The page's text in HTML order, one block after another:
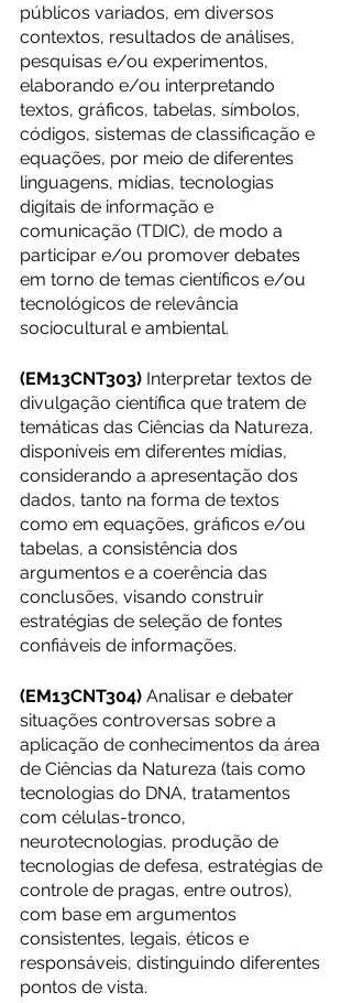
públicos variados, em diversos
contextos, resultados de análises,
pesquisas e/ou experimentos,
elaborando e/ou interpretando
textos, gráficos, tabelas, símbolos,
códigos, sistemas de classificação e
equações, por meio de diferentes
linguagens, mídias, tecnologias
digitais de informação e
comunicação (TDIC), de modo a
participar e/ou promover debates
em torno de temas científicos e/ou
tecnológicos de relevância
sociocultural e ambiental.
(EM13CNT303) Interpretar textos de
divulgação científica que tratem de
temáticas das Ciências da Natureza,
disponíveis em diferentes mídias,
considerando a apresentação dos
dados, tanto na forma de textos
como em equações, gráficos e/ou
tabelas, a consistência dos
argumentos e a coerência das
conclusões, visando construir
estratégias de seleção de fontes
confiáveis de informações.
(EM13CNT304) Analisar e debater
situações controversas sobre a
aplicação de conhecimentos da área
de Ciências da Natureza (tais como
tecnologias do DNA, tratamentos
com células-tronco,
neurotecnologias, produção de
tecnologias de defesa, estratégias de
controle de pragas, entre outros),
com base em argumentos
consistentes, legais, éticos e
responsáveis, distinguindo diferentes
pontos de vista.